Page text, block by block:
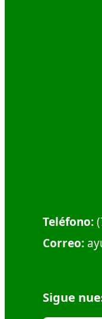
Teléfono:
Correo:
Sigue